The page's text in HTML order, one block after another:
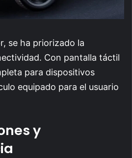
se ha priorizado la
Con pantalla táctil
para dispositivos
equipado para el usuario
y